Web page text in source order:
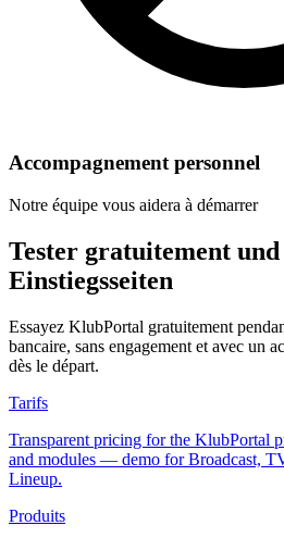
Accompagnement personnel
Notre équipe vous aidera à démarrer
Tester gratuitement und
Einstiegsseiten
Essayez KlubPortal gratuitement
bancaire, sans engagement et avec un
dès le départ.
Tarifs
Transparent pricing for the KlubPortal
and modules — demo for Broadcast,
Lineup.
Produits